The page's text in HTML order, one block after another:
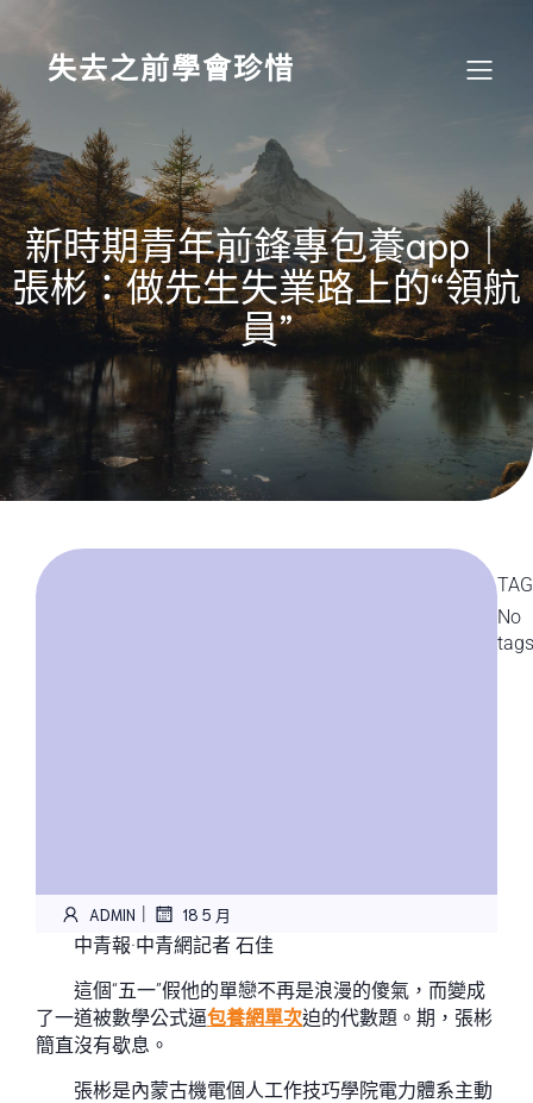
content
失去之前學會珍惜
新時期青年前鋒專包養app｜
張彬：做先生失業路上的“領航
員”
ADMIN | 18 5 月
中青報·中青網記者 石佳
這個“五一”假他的單戀不再是浪漫的傻氣，而變成
了一道被數學公式逼包養網單次迫的代數題。期，張彬
簡直沒有歇息。
張彬是內蒙古機電個人工作技巧學院電力體系主動
No
tags